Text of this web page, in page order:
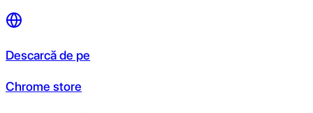
Descarcă de pe
Chrome store